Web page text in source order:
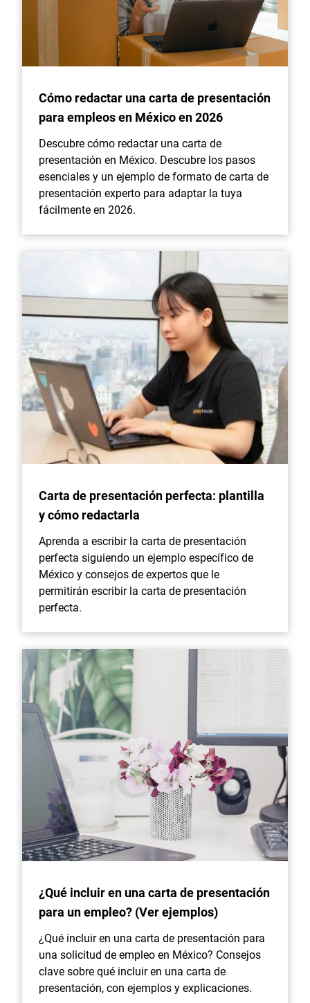
Cómo redactar una carta de presentación
para empleos en México en 2026
Descubre cómo redactar una carta de
presentación en México. Descubre los pasos
esenciales y un ejemplo de formato de carta de
presentación experto para adaptar la tuya
fácilmente en 2026.
Carta de presentación perfecta: plantilla
y cómo redactarla
Aprenda a escribir la carta de presentación
perfecta siguiendo un ejemplo específico de
México y consejos de expertos que le
permitirán escribir la carta de presentación
perfecta.
¿Qué incluir en una carta de presentación
para un empleo? (Ver ejemplos)
¿Qué incluir en una carta de presentación para
una solicitud de empleo en México? Consejos
clave sobre qué incluir en una carta de
presentación, con ejemplos y explicaciones.